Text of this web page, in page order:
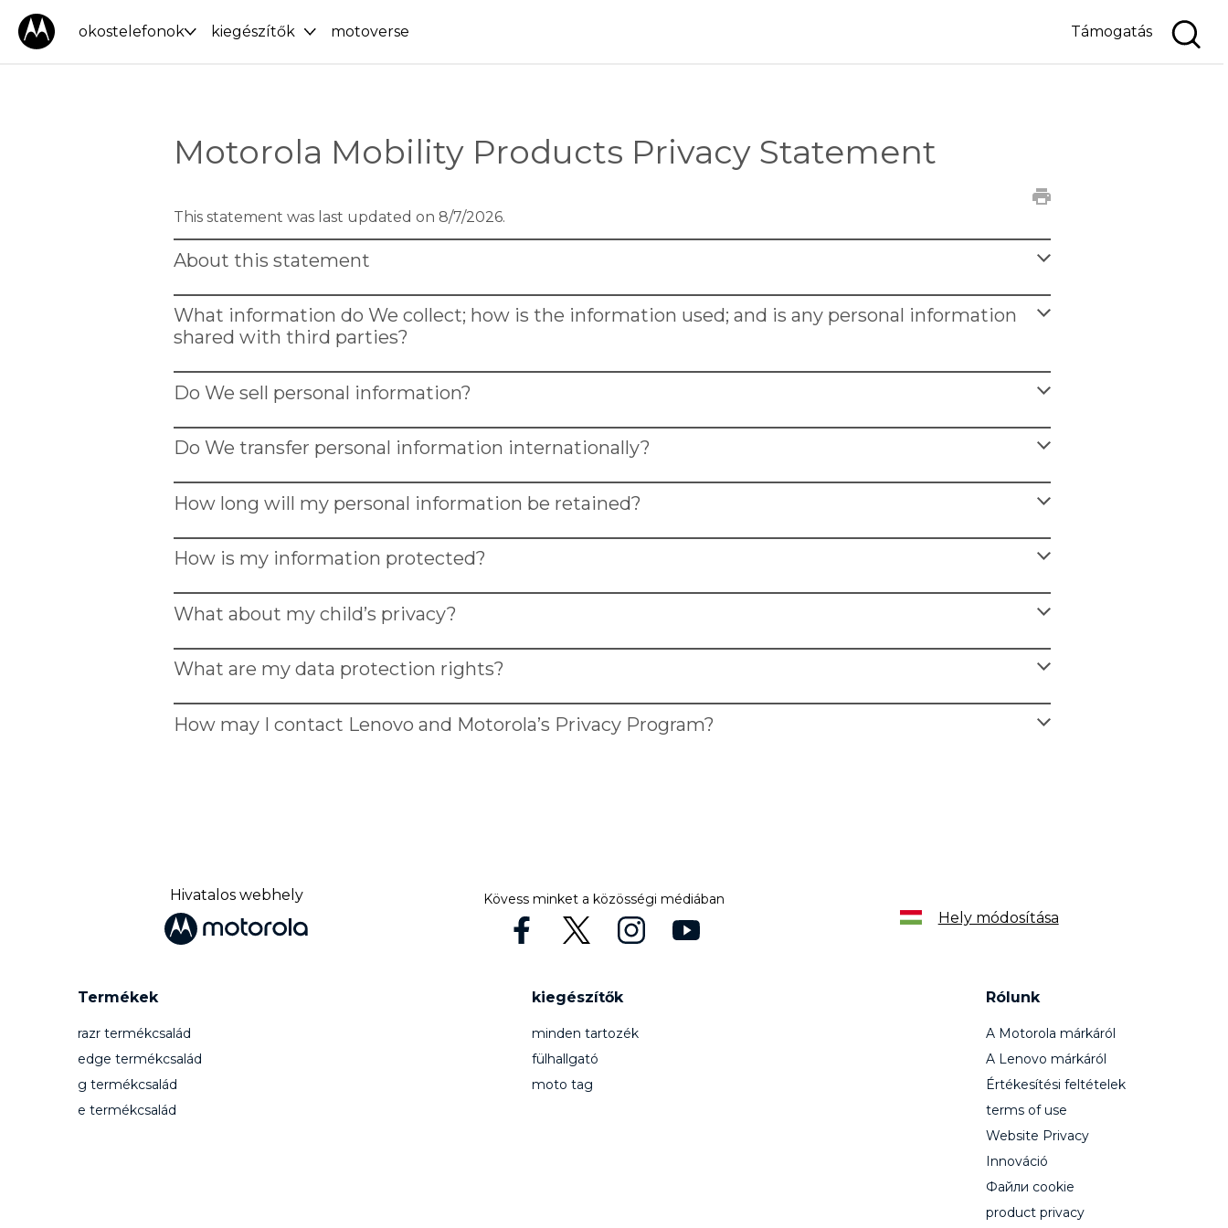
okostelefonok kiegészítők motoverse Támogatás
Hivatalos webhely Kövess minket a közösségi médiában
Hely módosítása
Termékek
razr termékcsalád
edge termékcsalád
g termékcsalád
e termékcsalád
kiegészítők
minden tartozék
fülhallgató
moto tag
Rólunk
A Motorola márkáról
A Lenovo márkáról
Értékesítési feltételek
terms of use
Website Privacy
Innováció
Файли cookie
product privacy